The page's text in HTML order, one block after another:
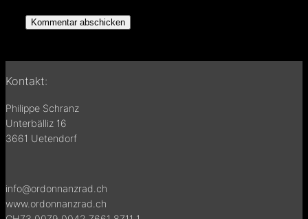
Kontakt:
Philippe Schranz
Unterbälliz 16
3661 Uetendorf
info@ordonnanzrad.ch
www.ordonnanzrad.ch